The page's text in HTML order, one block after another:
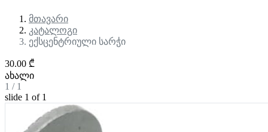
მთავარი
კატალოგი
ექსცენტრიული სარჭი
30.00 ₾
ახალი
1 / 1
slide 1 of 1